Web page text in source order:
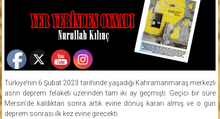
Türkiye’nin 6 Şubat 2023 tarihinde yaşadığı Kahramanmaraş merkezli
asrın deprem felaketi üzerinden tam iki ay geçmişti. Geçici bir süre
Mersin’de kaldıktan sonra artık evine dönüş kararı almış ve o gün
deprem sonrası ilk kez evine girecekti.